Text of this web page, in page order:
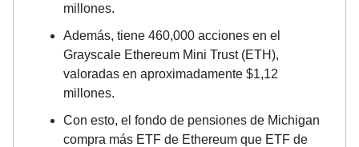
millones.
Además, tiene 460,000 acciones en el
Grayscale Ethereum Mini Trust (ETH),
valoradas en aproximadamente $1,12
millones.
Con esto, el fondo de pensiones de Michigan
compra más ETF de Ethereum que ETF de